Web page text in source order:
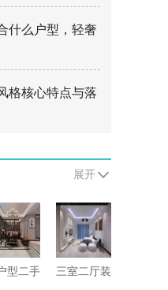
什么户型，轻奢
格核心特点与落
展开
型二手
三室二厅装